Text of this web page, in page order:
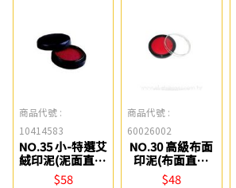
商品代號 :
10414583
NO.35 小-特選艾
絨印泥(泥面直徑
35mm) Life
$58
商品代號 :
60026002
NO.30 高級布面
印泥(布面直徑
30mm) Life
$48